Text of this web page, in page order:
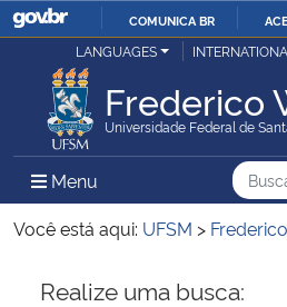
IR
O
COMUNICA BR
Ministério da Justiça e Segurança Pública
Ministério da Defesa
Ministério das Relações Exteriores
Ministério da Economia
LANGUAGES
Frederico
Universidade Federal de
Menu Menu Principal doBusca:
Você está aqui: UFSM >
Início do conteúdo
Realize uma busca: